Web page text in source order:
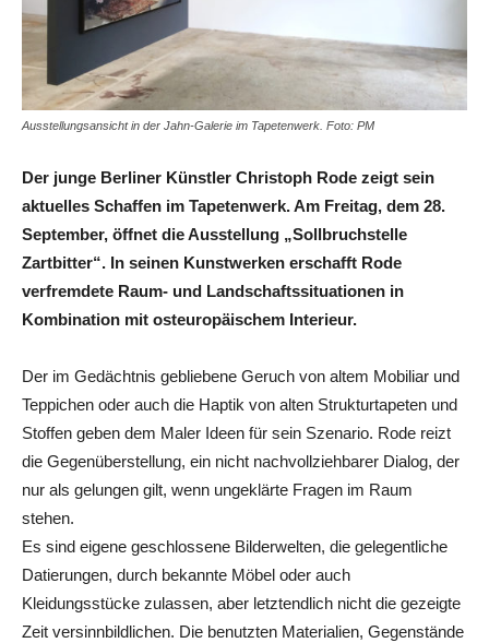
Ausstellungsansicht in der Jahn-Galerie im Tapetenwerk. Foto: PM
Der junge Berliner Künstler Christoph Rode zeigt sein
aktuelles Schaffen im Tapetenwerk. Am Freitag, dem 28.
September, öffnet die Ausstellung „Sollbruchstelle
Zartbitter“. In seinen Kunstwerken erschafft Rode
verfremdete Raum- und Landschaftssituationen in
Kombination mit osteuropäischem Interieur.
Der im Gedächtnis gebliebene Geruch von altem Mobiliar und
Teppichen oder auch die Haptik von alten Strukturtapeten und
Stoffen geben dem Maler Ideen für sein Szenario. Rode reizt
die Gegenüberstellung, ein nicht nachvollziehbarer Dialog, der
nur als gelungen gilt, wenn ungeklärte Fragen im Raum
stehen.
Es sind eigene geschlossene Bilderwelten, die gelegentliche
Datierungen, durch bekannte Möbel oder auch
Kleidungsstücke zulassen, aber letztendlich nicht die gezeigte
Zeit versinnbildlichen. Die benutzten Materialien, Gegenstände